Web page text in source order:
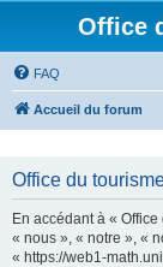
Office
FAQ
Accueil du forum
Office du
En accédant à «
« nous », « notre », «
« https://web1-